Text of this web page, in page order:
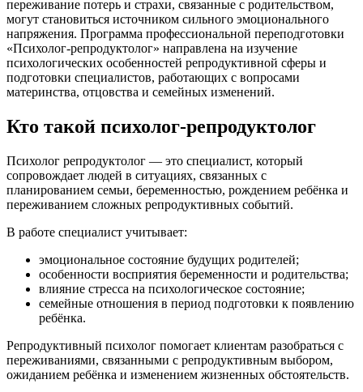
переживание потерь и страхи, связанные с родительством,
могут становиться источником сильного эмоционального
напряжения. Программа профессиональной переподготовки
«Психолог-репродуктолог» направлена на изучение
психологических особенностей репродуктивной сферы и
подготовки специалистов, работающих с вопросами
материнства, отцовства и семейных изменений.
Кто такой психолог-репродуктолог
Психолог репродуктолог — это специалист, который
сопровождает людей в ситуациях, связанных с
планированием семьи, беременностью, рождением ребёнка и
переживанием сложных репродуктивных событий.
В работе специалист учитывает:
эмоциональное состояние будущих родителей;
особенности восприятия беременности и родительства;
влияние стресса на психологическое состояние;
семейные отношения в период подготовки к появлению
ребёнка.
Репродуктивный психолог помогает клиентам разобраться с
переживаниями, связанными с репродуктивным выбором,
ожиданием ребёнка и изменением жизненных обстоятельств.